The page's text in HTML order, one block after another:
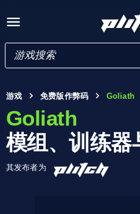
游戏 免费版作弊码 Goliath
Goliath
模组、训练器
其发布者为